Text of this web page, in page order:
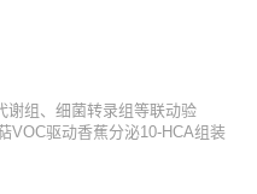
谢组、细菌转录组等联动验
VOC驱动香蕉分泌10-HCA组装